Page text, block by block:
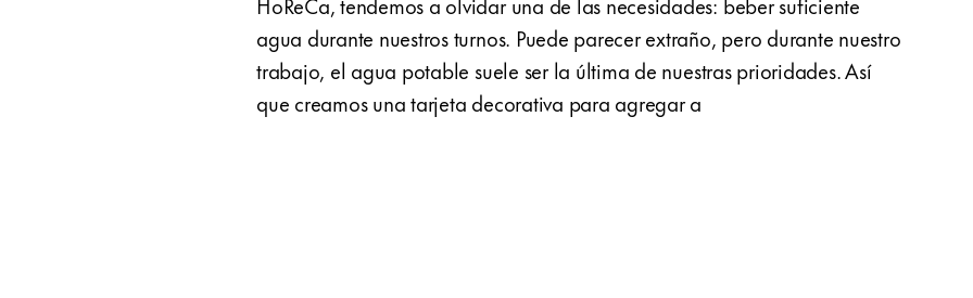
agua durante nuestros turnos. Puede parecer extraño, pero durante nuestro
trabajo, el agua potable suele ser la última de nuestras prioridades. Así
que creamos una tarjeta decorativa para agregar a